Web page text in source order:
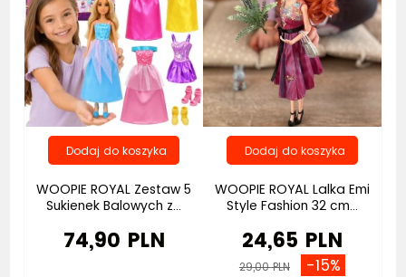
WOOPIE ROYAL Zestaw 5
Sukienek Balowych z...
74,90 PLN
WOOPIE ROYAL Lalka Emi
Style Fashion 32 cm...
24,65 PLN
29,00 PLN -15%